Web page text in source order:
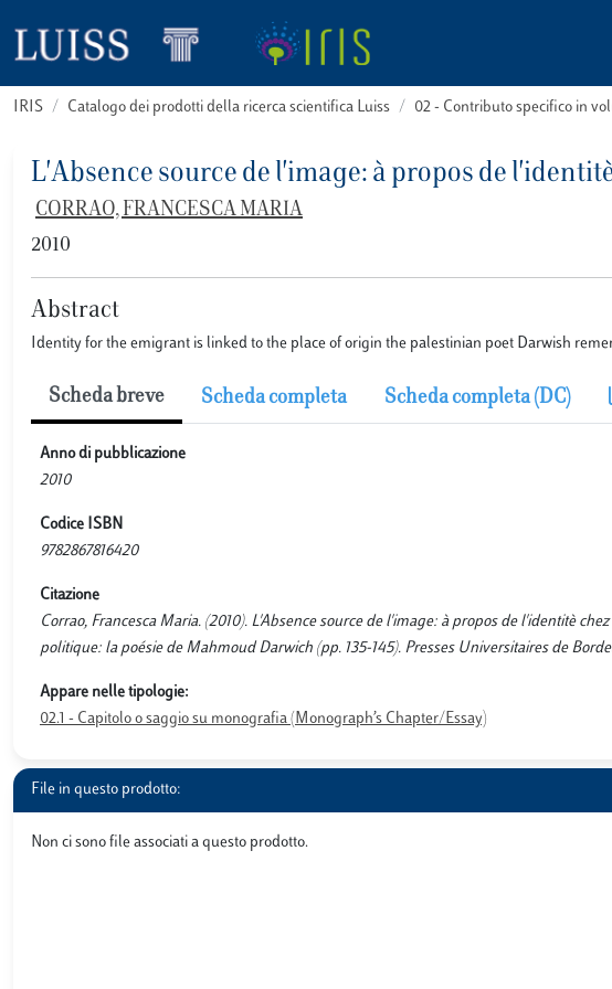
IRIS Catalogo dei prodotti della ricerca scientifica Luiss 02 - Contributo specifico in
L'Absence source de l'image: à propos de
CORRAO, FRANCESCA MARIA
2010
Abstract
Identity for the emigrant is linked to the place of origin the palestinian poet Darwish
Scheda breve Scheda completa Scheda completa (DC)
Anno di pubblicazione
2010
Codice ISBN
9782867816420
Citazione
Corrao, Francesca Maria. (2010). L'Absence source de l'image: à propos de l'identitè
politique: la poésie de Mahmoud Darwich (pp. 135-145). Presses Universitaires de
Appare nelle tipologie:
02.1 - Capitolo o saggio su monografia (Monograph’s Chapter/Essay)
File in questo prodotto:
Non ci sono file associati a questo prodotto.